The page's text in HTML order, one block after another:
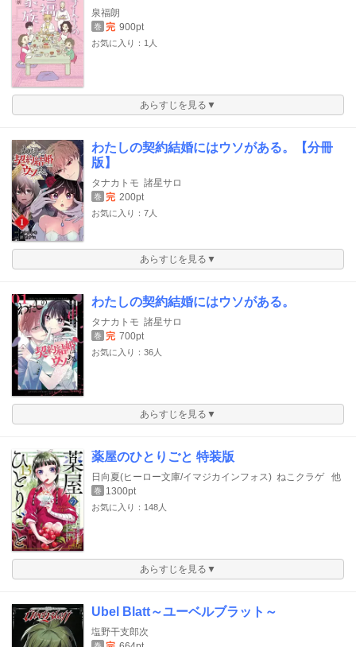
泉福朗
巻 完 900pt
お気に入り：1人
あらすじを見る▼
わたしの契約結婚にはウソがある。【分冊
版】
タナカトモ 諸星サロ
巻 完 200pt
お気に入り：7人
あらすじを見る▼
わたしの契約結婚にはウソがある。
タナカトモ 諸星サロ
巻 完 700pt
お気に入り：36人
あらすじを見る▼
薬屋のひとりごと 特装版
日向夏(ヒーロー文庫/イマジカインフォス) ねこクラゲ 他
巻 1300pt
お気に入り：148人
あらすじを見る▼
Ubel Blatt～ユーベルブラット～
塩野干支郎次